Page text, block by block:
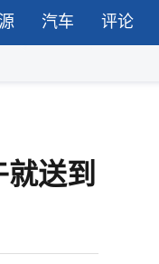
汽车 评论
送到